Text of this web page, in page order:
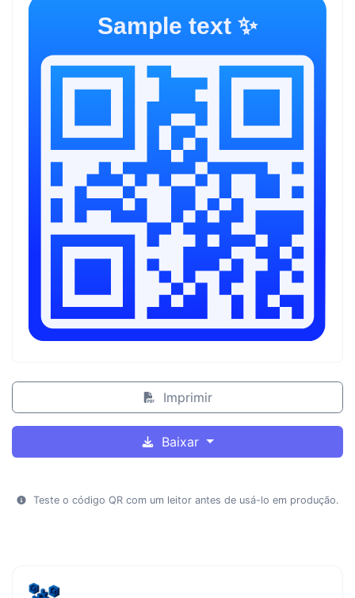
Imprimir
Baixar
Teste o código QR com um leitor antes de usá-lo em produção.